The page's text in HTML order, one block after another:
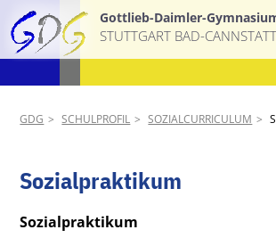
Gottlieb-Daimler-
STUTTGART BAD-CANNSTATT
GDG SCHULPROFIL SOZIALCURRICULUM
Sozialpraktikum
Sozialpraktikum